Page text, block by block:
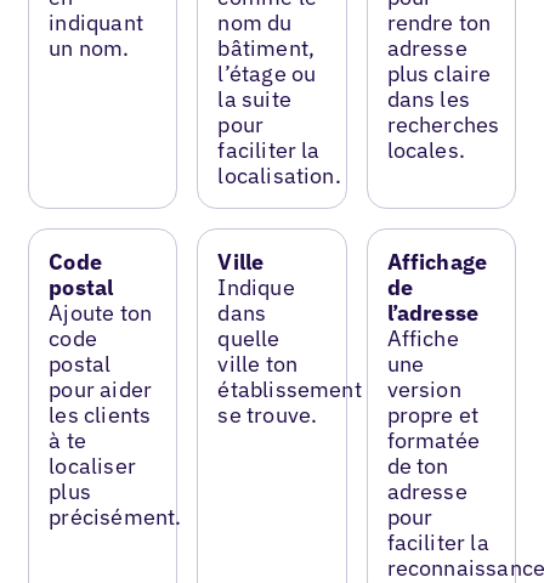
indiquant
un nom.
nom du
bâtiment,
l’étage ou
la suite
pour
faciliter la
localisation.
rendre ton
adresse
plus claire
dans les
recherches
locales.
Code
postal
Ajoute ton
code
postal
pour aider
les clients
à te
localiser
plus
précisément.
Ville
Indique
dans
quelle
ville ton
établissement
se trouve.
Affichage
de
l’adresse
Affiche
une
version
propre et
formatée
de ton
adresse
pour
faciliter la